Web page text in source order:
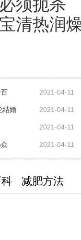
须扼杀
清热润
2021-04-11
结婚 2021-04-11
2021-04-11
2021-04-11
减肥方法